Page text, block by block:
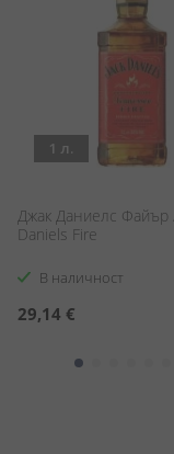
1 л.
Джак Даниелс Файър
Daniels Fire
В наличност
29,14 €